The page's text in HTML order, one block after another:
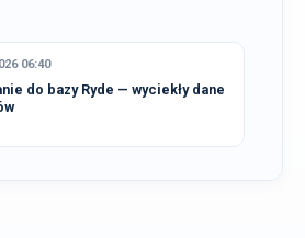
06:40
do bazy Ryde — wyciekły dane